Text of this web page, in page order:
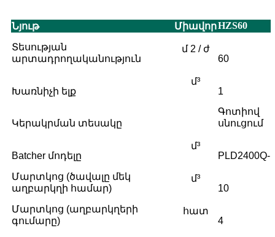
Նյութ ՄիավորHZS60
Տեսության
արտադրողականություն
մ 2 / ժ
60
Խառնիչի ելք
մ³
1
Կերակրման տեսակը
Գոտիով
սնուցում
Batcher մոդելը
մ³
PLD2400Q-
Մարտկոց (ծավալը մեկ
աղբարկղի համար)
մ³
10
Մարտկոց (աղբարկղերի
գումարը)
հատ
4